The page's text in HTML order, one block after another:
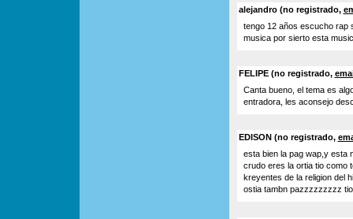
alejandro (no registrado,
tengo 12 años escucho rap
musica por sierto esta
FELIPE (no registrado,
Canta bueno, el tema es
entradora, les aconsejo
EDISON (no registrado,
esta bien la pag wap,y esta
crudo eres la ortia tio como
kreyentes de la religion del
ostia tambn pazzzzzzzzz